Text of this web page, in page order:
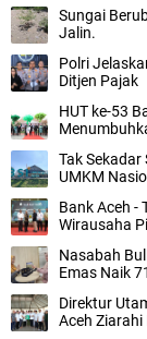
Sungai
Jalin.
Polri
Ditjen Pajak
HUT ke-53
Tak
UMKM
Bank Aceh -
Wirausaha
Nasabah
Emas Naik
Direktur
Aceh